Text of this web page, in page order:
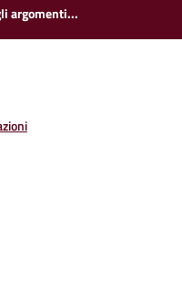
argomenti...